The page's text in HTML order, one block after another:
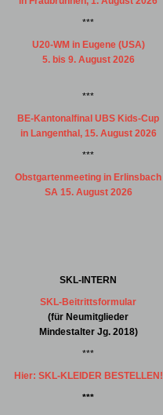
***
U20-WM in Eugene (USA)
5. bis 9. August 2026
***
BE-Kantonalfinal UBS Kids-Cup
in Langenthal, 15. August 2026
***
Obstgartenmeeting in Erlinsbach
SA 15. August 2026
SKL-INTERN
SKL-Beitrittsformular
(für Neumitglieder
Mindestalter Jg. 2018)
***
Hier: SKL-KLEIDER BESTELLEN!
***